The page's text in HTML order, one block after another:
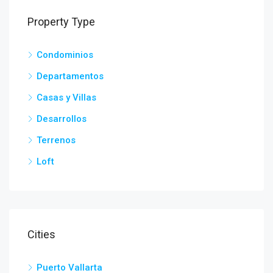
Property Type
Condominios
Departamentos
Casas y Villas
Desarrollos
Terrenos
Loft
Cities
Puerto Vallarta